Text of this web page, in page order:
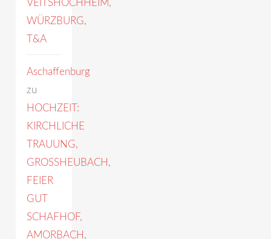
VEITSHÖCHHEIM,
WÜRZBURG,
T&A
Aschaffenburg
zu
HOCHZEIT:
KIRCHLICHE
TRAUUNG,
GROSSHEUBACH,
FEIER
GUT
SCHAFHOF,
AMORBACH,